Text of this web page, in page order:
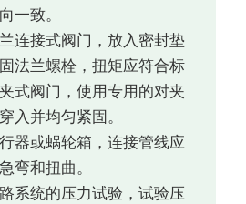
一致。
连接式阀门，放入密封垫
法兰螺栓，扭矩应符合标
式阀门，使用专用的对夹
入并均匀紧固。
器或蜗轮箱，连接管线应
弯和扭曲。
系统的压力试验，试验压